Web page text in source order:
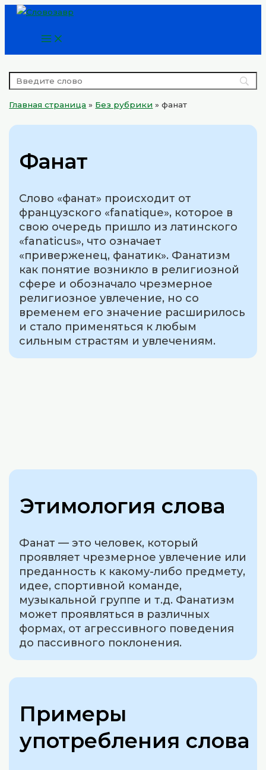
Перейти
содержимому
Main
Menu
Главная страница » Без рубрики »фанат
Фанат
Слово «фанат» происходит от
французского «fanatique», которое в
свою очередь пришло из латинского
«fanaticus», что означает
«приверженец, фанатик». Фанатизм
как понятие возникло в религиозной
сфере и обозначало чрезмерное
религиозное увлечение, но со
временем его значение расширилось
и стало применяться к любым
сильным страстям и увлечениям.
Этимология слова
Фанат — это человек, который
проявляет чрезмерное увлечение или
преданность к какому-либо предмету,
идее, спортивной команде,
музыкальной группе и т.д. Фанатизм
может проявляться в различных
формах, от агрессивного поведения
до пассивного поклонения.
Примеры
употребления слова